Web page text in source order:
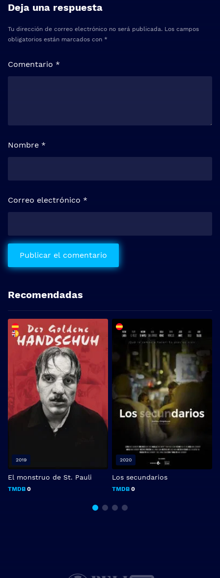
Deja una respuesta
Tu dirección de correo electrónico no será publicada. Los campos
obligatorios están marcados con *
Comentario *
Nombre *
Correo electrónico *
Recomendadas
El monstruo de St. Pauli
TMDB 0
2019
Los secundarios
TMDB 0
2020